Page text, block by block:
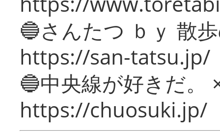
🔵さんたつ ｂｙ 散
https://san-tatsu.jp/
🔵中央線が好きだ。
https://chuosuki.jp/